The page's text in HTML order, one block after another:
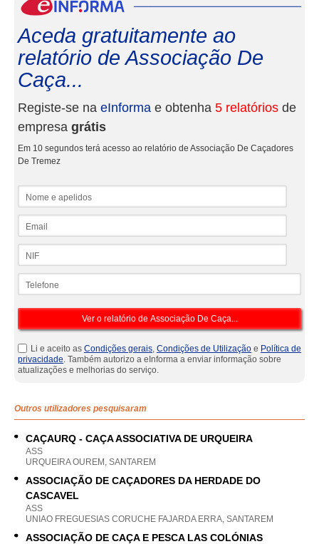
Aceda gratuitamente ao
relatório de Associação De
Caça...
Registe-se na eInforma e obtenha 5 relatórios de
empresa grátis
Em 10 segundos terá acesso ao relatório de Associação De Caçadores
De Tremez
Li e aceito as Condições gerais, Condições de Utilização e Política de
privacidade. Também autorizo a eInforma a enviar informação sobre
atualizações e melhorias do serviço.
Outros utilizadores pesquisaram
CAÇAURQ - CAÇA ASSOCIATIVA DE URQUEIRA
ASS
URQUEIRA OUREM, SANTAREM
ASSOCIAÇÃO DE CAÇADORES DA HERDADE DO
CASCAVEL
ASS
UNIAO FREGUESIAS CORUCHE FAJARDA ERRA, SANTAREM
ASSOCIAÇÃO DE CAÇA E PESCA LAS COLÓNIAS